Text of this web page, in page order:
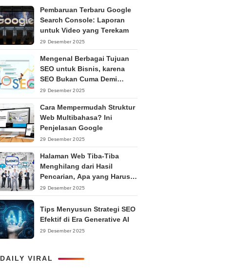
Pembaruan Terbaru Google
Search Console: Laporan
untuk Video yang Terekam
29 Desember 2025
Mengenal Berbagai Tujuan
SEO untuk Bisnis, karena
SEO Bukan Cuma Demi
Ranking
29 Desember 2025
Cara Mempermudah Struktur
Web Multibahasa? Ini
Penjelasan Google
29 Desember 2025
Halaman Web Tiba-Tiba
Menghilang dari Hasil
Pencarian, Apa yang Harus
Dilakukan?
29 Desember 2025
Tips Menyusun Strategi SEO
Efektif di Era Generative AI
29 Desember 2025
DAILY VIRAL